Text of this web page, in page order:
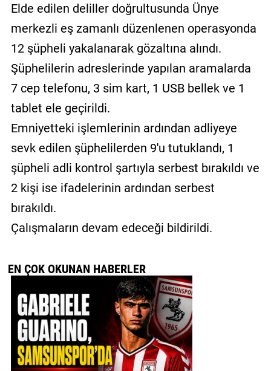
Elde edilen deliller doğrultusunda Ünye
merkezli eş zamanlı düzenlenen operasyonda
12 şüpheli yakalanarak gözaltına alındı.
Şüphelilerin adreslerinde yapılan aramalarda
7 cep telefonu, 3 sim kart, 1 USB bellek ve 1
tablet ele geçirildi.
Emniyetteki işlemlerinin ardından adliyeye
sevk edilen şüphelilerden 9'u tutuklandı, 1
şüpheli adli kontrol şartıyla serbest bırakıldı ve
2 kişi ise ifadelerinin ardından serbest
bırakıldı.
Çalışmaların devam edeceği bildirildi.
EN ÇOK OKUNAN HABERLER